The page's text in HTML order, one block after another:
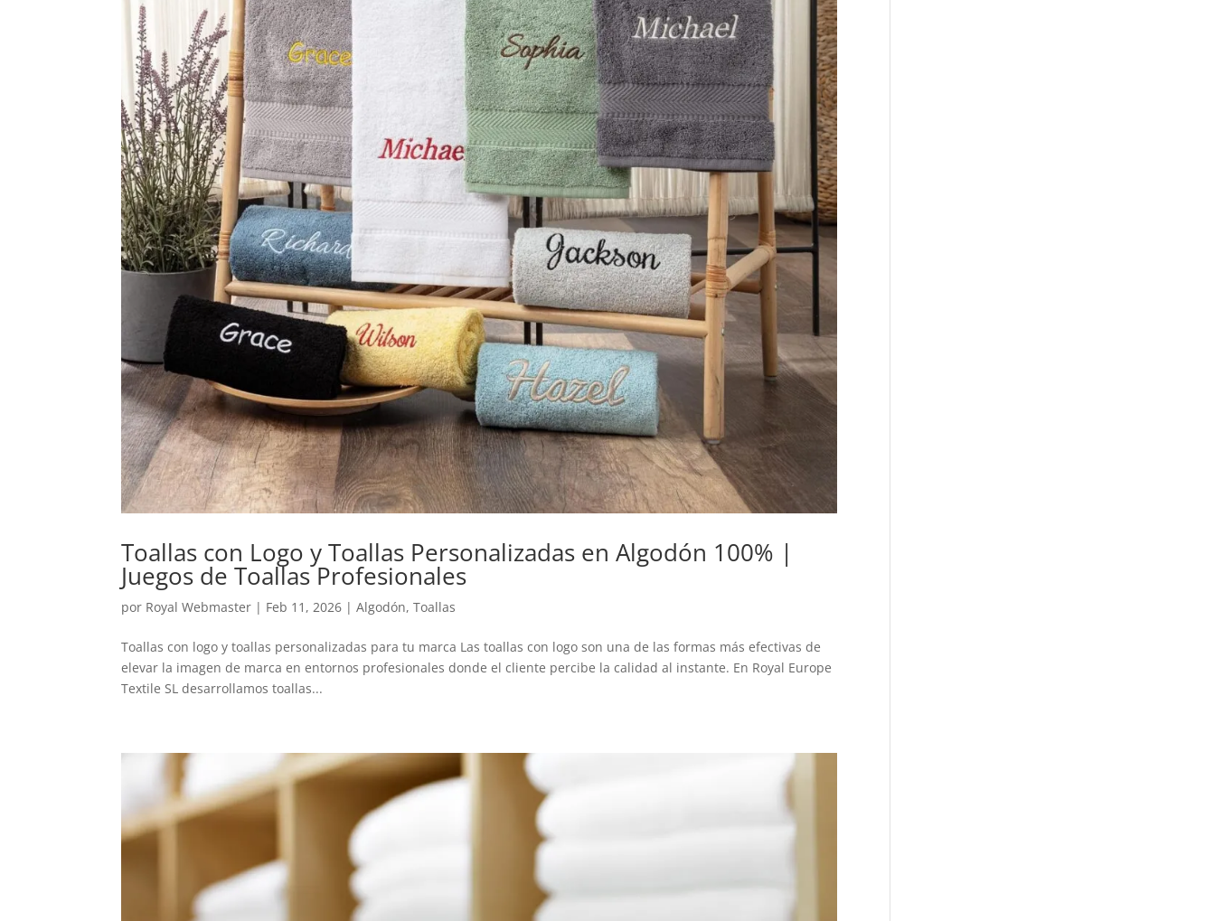
Toallas con Logo y Toallas Personalizadas en Algodón 100% |
Juegos de Toallas Profesionales
por Royal Webmaster | Feb 11, 2026 |Algodón,Toallas
Toallas con logo y toallas personalizadas para tu marca Las toallas con logo son una de las formas más efectivas de
elevar la imagen de marca en entornos profesionales donde el cliente percibe la calidad al instante. En Royal Europe
Textile SL desarrollamos toallas...